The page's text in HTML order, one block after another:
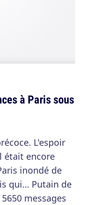
à Paris sous
L'espoir
était encore
inondé de
qui… Putain de
messages